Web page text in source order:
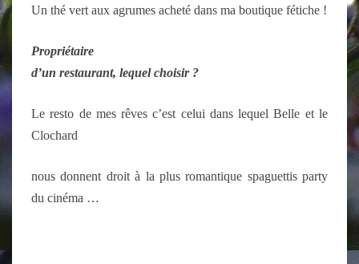
Un thé vert aux agrumes acheté dans ma boutique fétiche !
Propriétaire
d’un restaurant, lequel choisir ?
Le resto de mes rêves c’est celui dans lequel Belle et le
Clochard
nous donnent droit à la plus romantique spaguettis party
du cinéma …